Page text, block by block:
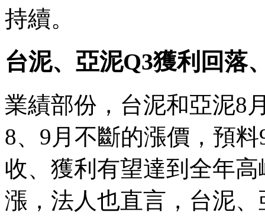
持續。
台泥、亞泥Q3獲利回落
業績部份，台泥和亞泥8
8、9月不斷的漲價，預
收、獲利有望達到全年
漲，法人也直言，台泥